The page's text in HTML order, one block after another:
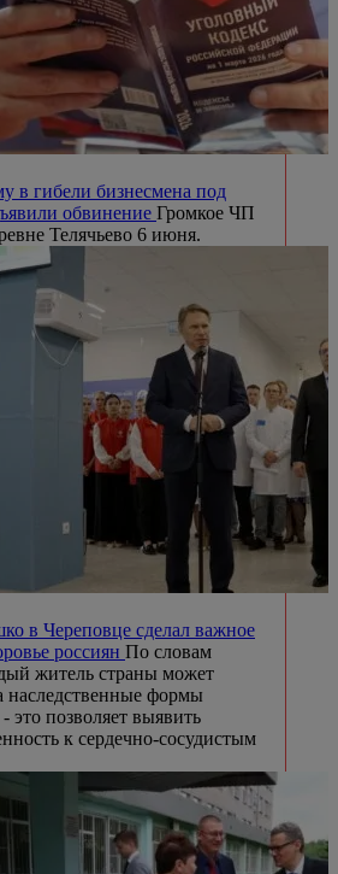
в гибели бизнесмена под
обвинение Громкое ЧП
Телячьево 6 июня.
в Череповце сделал важное
россиян По словам
житель страны может
наследственные формы
это позволяет выявить
к сердечно-сосудистым